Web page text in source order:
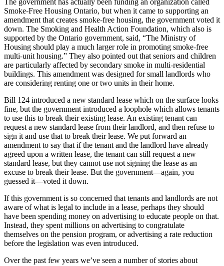
The government has actually been funding an organization called
Smoke-Free Housing Ontario, but when it came to supporting an
amendment that creates smoke-free housing, the government voted it
down. The Smoking and Health Action Foundation, which also is
supported by the Ontario government, said, “The Ministry of
Housing should play a much larger role in promoting smoke-free
multi-unit housing.” They also pointed out that seniors and children
are particularly affected by secondary smoke in multi-residential
buildings. This amendment was designed for small landlords who
are considering renting one or two units in their home.
Bill 124 introduced a new standard lease which on the surface looks
fine, but the government introduced a loophole which allows tenants
to use this to break their existing lease. An existing tenant can
request a new standard lease from their landlord, and then refuse to
sign it and use that to break their lease. We put forward an
amendment to say that if the tenant and the landlord have already
agreed upon a written lease, the tenant can still request a new
standard lease, but they cannot use not signing the lease as an
excuse to break their lease. But the government—again, you
guessed it—voted it down.
If this government is so concerned that tenants and landlords are not
aware of what is legal to include in a lease, perhaps they should
have been spending money on advertising to educate people on that.
Instead, they spent millions on advertising to congratulate
themselves on the pension program, or advertising a rate reduction
before the legislation was even introduced.
Over the past few years we’ve seen a number of stories about